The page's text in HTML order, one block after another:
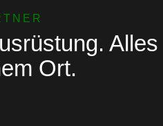
Alles
Ort.